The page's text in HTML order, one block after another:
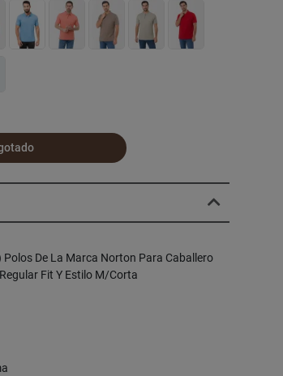
Polos De La Marca Norton Para Caballero
Fit Y Estilo M/Corta